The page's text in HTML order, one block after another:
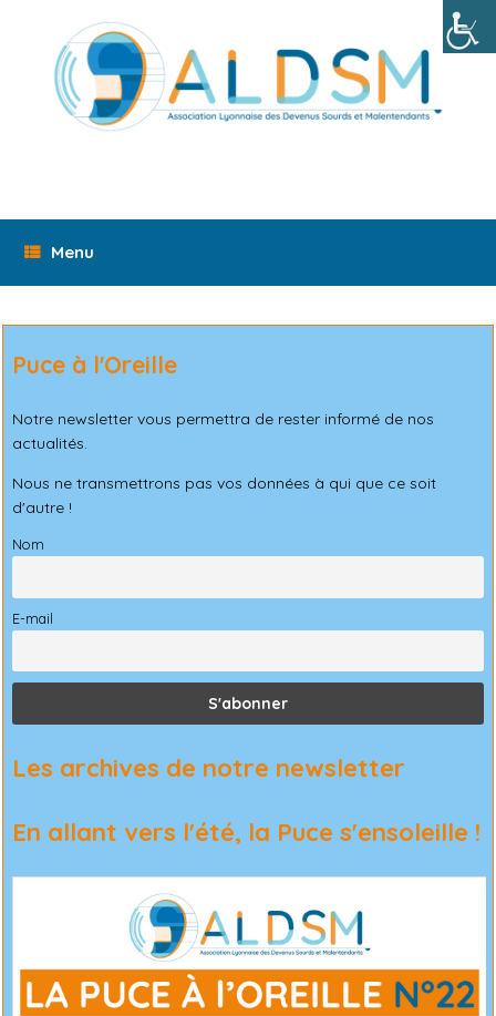
Menu
Puce à l'Oreille
Notre newsletter vous permettra de rester informé de nos
actualités.
Nous ne transmettrons pas vos données à qui que ce soit
d'autre !
Nom
E-mail
Les archives de notre newsletter
En allant vers l'été, la Puce s'ensoleille !